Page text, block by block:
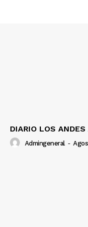
DIARIO LOS
Admingeneral -